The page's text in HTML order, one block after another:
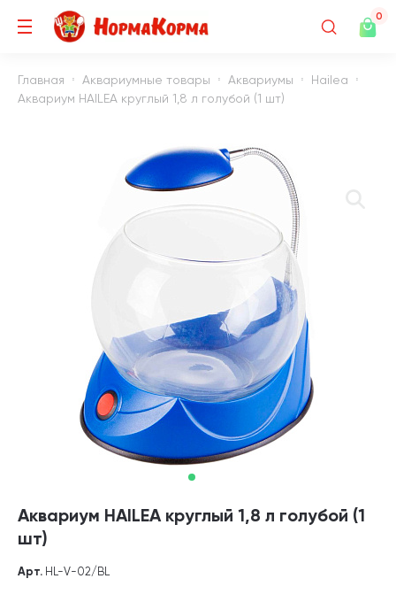
0
Главная Аквариумные товары Аквариумы
Hailea
Аквариум HAILEA круглый 1,8 л голубой (1 шт)
Аквариум HAILEA круглый 1,8 л голубой (1
шт)
Арт. HL-V-02/BL